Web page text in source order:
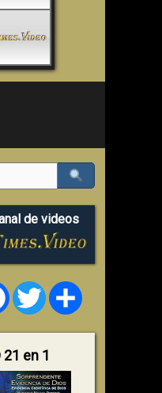
de videos
FacebookTwitter
21 en 1